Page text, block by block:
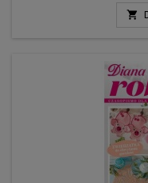
Diany Robótki są
